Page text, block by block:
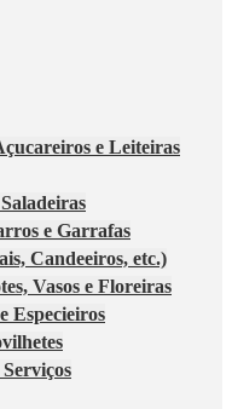
e Leiteiras
e Garrafas
Candeeiros, etc.)
Vasos e Floreiras
Especieiros